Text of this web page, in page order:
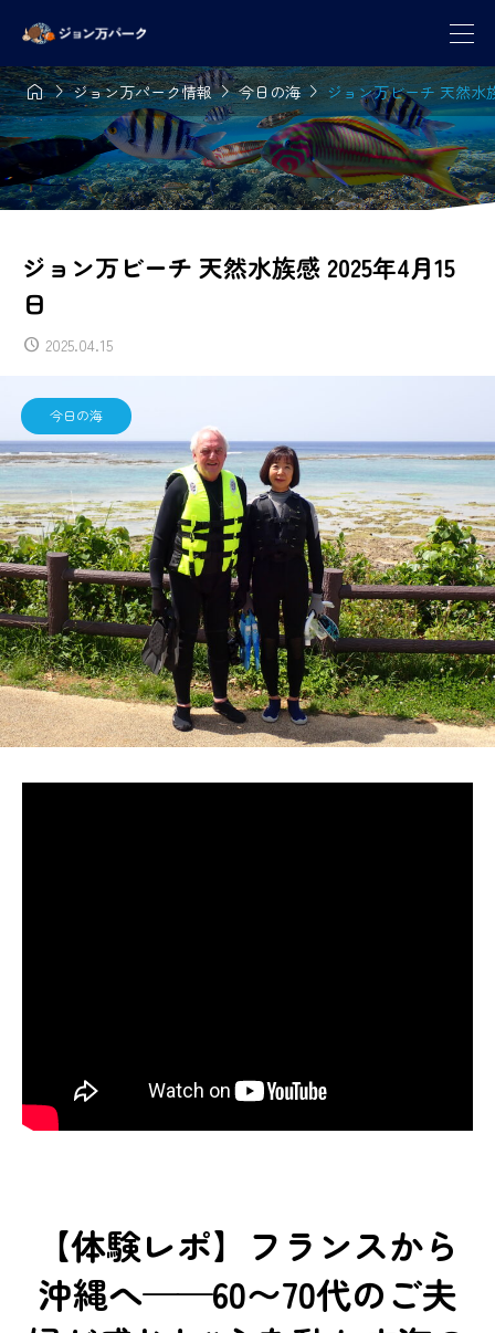
ジョン万パーク情報今日の海ジョン万ビーチ 天然水
ジョン万ビーチ 天然水族感 2025年4月15
日
2025.04.15
今日の海
【体験レポ】フランスから
沖縄へ——60〜70代のご夫